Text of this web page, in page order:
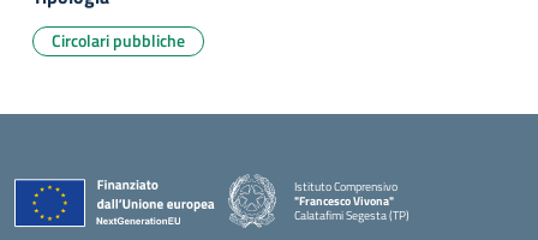
Circolari pubbliche
Istituto Comprensivo
"Francesco Vivona"
Calatafimi Segesta (TP)
— Visita la pagina iniziale della scuola